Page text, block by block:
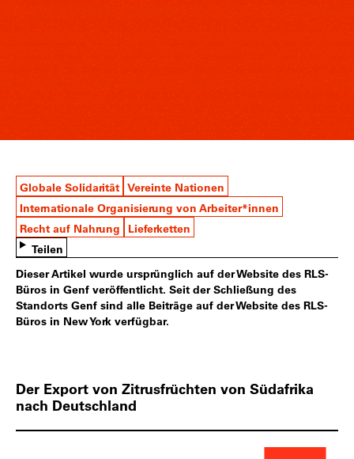
Globale Solidarität Vereinte Nationen
Internationale Organisierung von Arbeiter*innen
Recht auf Nahrung
Lieferketten
Teilen
Dieser Artikel wurde ursprünglich auf der Website des RLS-
Büros in Genf veröffentlicht. Seit der Schließung des
Standorts Genf sind alle Beiträge auf der Website des RLS-
Büros in New York verfügbar.
Der Export von Zitrusfrüchten von Südafrika
nach Deutschland